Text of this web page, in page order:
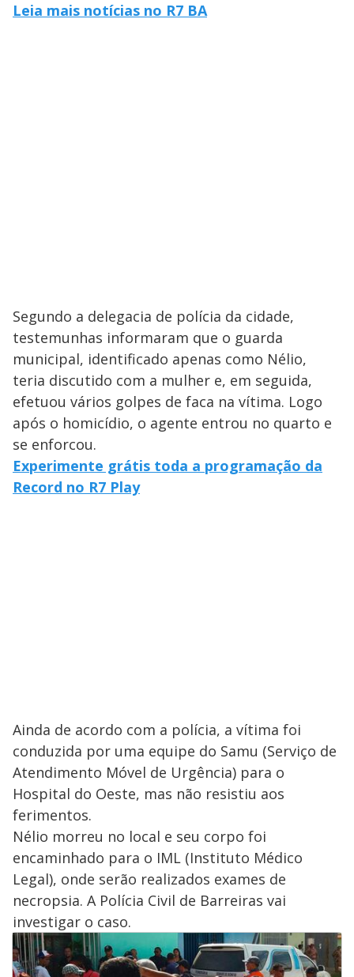
Leia mais notícias no R7 BA
Segundo a delegacia de polícia da cidade,
testemunhas informaram que o guarda
municipal, identificado apenas como Nélio,
teria discutido com a mulher e, em seguida,
efetuou vários golpes de faca na vítima. Logo
após o homicídio, o agente entrou no quarto e
se enforcou.
Experimente grátis toda a programação da
Record no R7 Play
Ainda de acordo com a polícia, a vítima foi
conduzida por uma equipe do Samu (Serviço de
Atendimento Móvel de Urgência) para o
Hospital do Oeste, mas não resistiu aos
ferimentos.
Nélio morreu no local e seu corpo foi
encaminhado para o IML (Instituto Médico
Legal), onde serão realizados exames de
necropsia. A Polícia Civil de Barreiras vai
investigar o caso.